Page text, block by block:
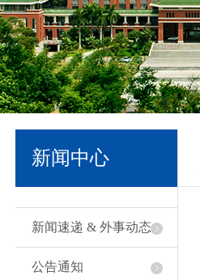
新闻中心
新闻速递 & 外事动态
公告通知